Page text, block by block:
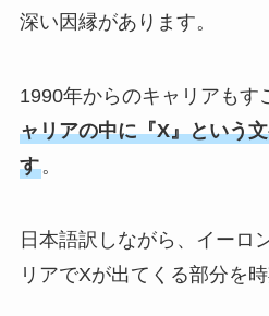
深い因縁があります。
1990年からのキャリアもす
ャリアの中に『X』という
す。
日本語訳しながら、イーロ
リアでXが出てくる部分を